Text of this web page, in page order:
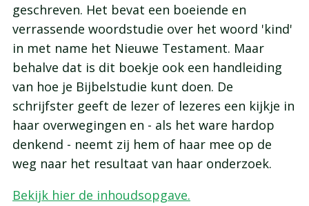
geschreven. Het bevat een boeiende en
verrassende woordstudie over het woord 'kind'
in met name het Nieuwe Testament. Maar
behalve dat is dit boekje ook een handleiding
van hoe je Bijbelstudie kunt doen. De
schrijfster geeft de lezer of lezeres een kijkje in
haar overwegingen en - als het ware hardop
denkend - neemt zij hem of haar mee op de
weg naar het resultaat van haar onderzoek.
Bekijk hier de inhoudsopgave.